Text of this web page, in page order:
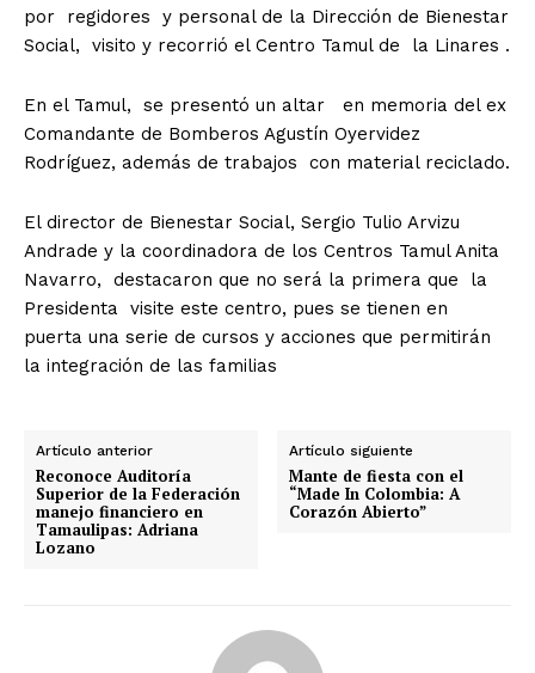
por regidores y personal de la Dirección de Bienestar
Social, visito y recorrió el Centro Tamul de la Linares .
En el Tamul, se presentó un altar en memoria del ex
Comandante de Bomberos Agustín Oyervidez
Rodríguez, además de trabajos con material reciclado.
El director de Bienestar Social, Sergio Tulio Arvizu
Andrade y la coordinadora de los Centros Tamul Anita
Navarro, destacaron que no será la primera que la
Presidenta visite este centro, pues se tienen en
puerta una serie de cursos y acciones que permitirán
la integración de las familias
Artículo anterior
Reconoce Auditoría
Superior de la Federación
manejo financiero en
Tamaulipas: Adriana
Lozano
Artículo siguiente
Mante de fiesta con el
“Made In Colombia: A
Corazón Abierto”